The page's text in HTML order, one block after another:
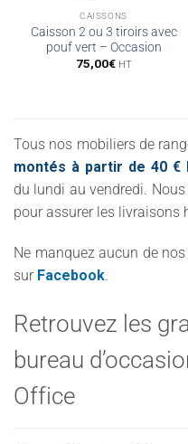
CAISSONS
Caisson 2 ou 3 tiroirs avec
pouf vert – Occasion
75,00€ HT
Tous nos mobiliers de
montés à partir de 40 €
du lundi au vendredi.
pour assurer les livraisons
Ne manquez aucun de
sur Facebook.
Retrouvez les
bureau
Office